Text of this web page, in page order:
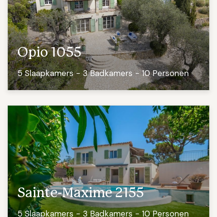
Opio 1055
5 Slaapkamers - 3 Badkamers - 10 Personen
Sainte-Maxime 2155
5 Slaapkamers - 3 Badkamers - 10 Personen